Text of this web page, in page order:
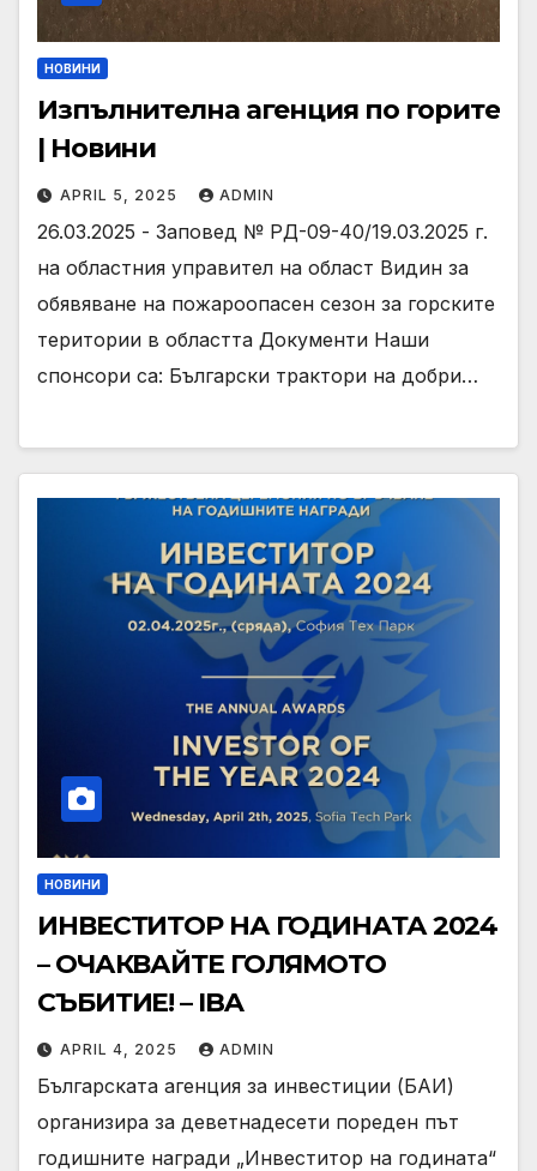
НОВИНИ
Изпълнителна агенция по горите
| Новини
APRIL 5, 2025 ADMIN
26.03.2025 - Заповед № РД-09-40/19.03.2025 г.
на областния управител на област Видин за
обявяване на пожароопасен сезон за горските
територии в областта Документи Наши
спонсори са: Български трактори на добри…
НОВИНИ
ИНВЕСТИТОР НА ГОДИНАТА 2024
– ОЧАКВАЙТЕ ГОЛЯМОТО
СЪБИТИЕ! – IBA
APRIL 4, 2025 ADMIN
Българската агенция за инвестиции (БАИ)
организира за деветнадесети пореден път
годишните награди „Инвеститор на годината“